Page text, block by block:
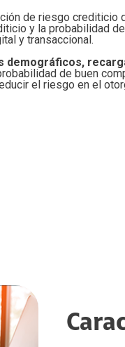
de riesgo crediticio
y la probabilidad
y transaccional.
demográficos,
de buen
el riesgo en el